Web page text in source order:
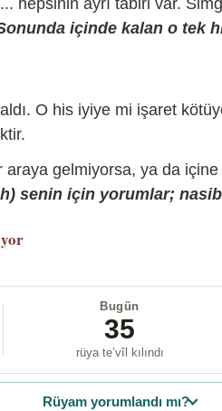
içinde kalan o tek
O his iyiye mi işaret
araya gelmiyorsa, ya da
senin için yorumlar;
Bugün
35
rüya te’vîl kılındı
Rüyam yorumlandı mı?